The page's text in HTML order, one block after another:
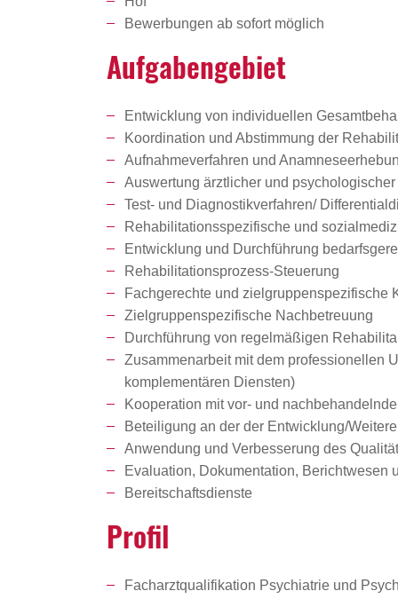
Bewerbungen ab sofort möglich
Aufga­ben­ge­biet
Entwicklung von individuellen
Koordination und Abstimmung der
Aufnahmeverfahren und
Auswertung ärztlicher und
Test- und Diagnostikverfahren/
Rehabilitationsspezifische und
Entwicklung und Durchführung
Rehabilitationsprozess-Steuerung
Fachgerechte und zielgruppenspezifische
Zielgruppenspezifische Nachbetreuung
Durchführung von regelmäßigen
Zusammenarbeit mit dem professionellen
komplementären Diensten)
Kooperation mit vor- und
Beteiligung an der der Entwicklung/
Anwendung und Verbesserung des
Evaluation, Dokumentation, Berichtwesen
Bereitschaftsdienste
Profil
Facharztqualifikation Psychiatrie und